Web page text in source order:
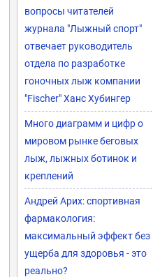
вопросы читателей
журнала "Лыжный спорт"
отвечает руководитель
отдела по разработке
гоночных лыж компании
"Fischer" Ханс Хубингер
Много диаграмм и цифр о
мировом рынке беговых
лыж, лыжных ботинок и
креплений
Андрей Арих: спортивная
фармакология:
максимальный эффект без
ущерба для здоровья - это
реально?